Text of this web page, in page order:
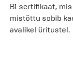
B1 sertifikaat,
mistõttu sobib
avalikel üritustel.